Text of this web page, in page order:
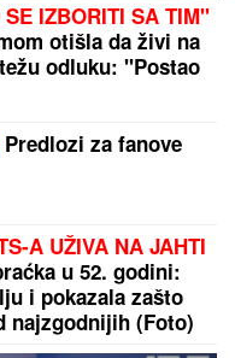
IZBORITI SA TIM"
otišla da živi na
odluku: "Postao
Predlozi za fanove
A UŽIVA NA JAHTI
u 52. godini:
i pokazala zašto
najzgodnijih (Foto)